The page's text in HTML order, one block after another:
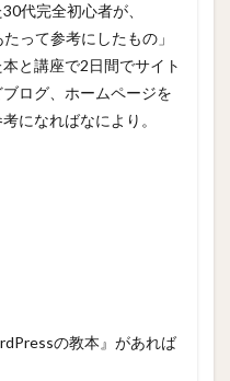
代完全初心者が、
って参考にしたもの」
と講座で2日間でサイト
ログ、ホームページを
になればなにより。
の教本』があれば